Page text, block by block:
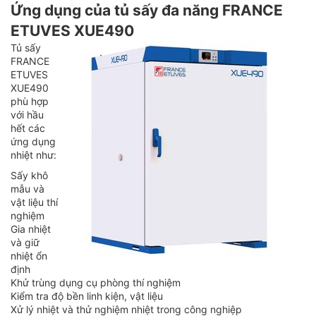
Ứng dụng của tủ sấy đa năng FRANCE
ETUVES XUE490
Tủ sấy
FRANCE
ETUVES
XUE490
phù hợp
với hầu
hết các
ứng dụng
nhiệt như:
Sấy khô
mẫu và
vật liệu thí
nghiệm
Gia nhiệt
và giữ
nhiệt ổn
định
Khử trùng dụng cụ phòng thí nghiệm
Kiểm tra độ bền linh kiện, vật liệu
Xử lý nhiệt và thử nghiệm nhiệt trong công nghiệp